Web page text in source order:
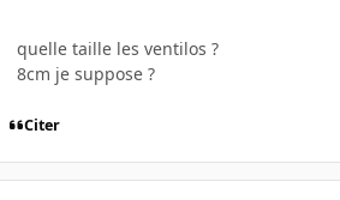
quelle taille les ventilos ?
8cm je suppose ?
Citer